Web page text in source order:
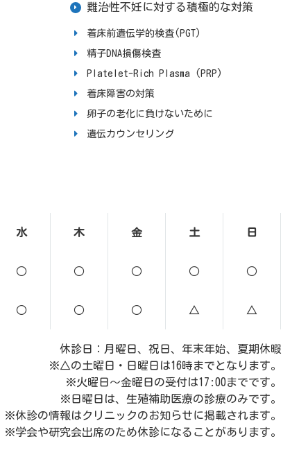
難治性不妊に対する積極的な対策
着床前遺伝学的検査(PGT)
精子DNA損傷検査
Platelet-Rich Plasma (PRP)
着床障害の対策
卵子の老化に負けないために
遺伝カウンセリング
水 木 金 土 日
○ ○ ○ ○ ○
○ ○ ○ △ △
休診日：月曜日、祝日、年末年始、夏期休暇
※△の土曜日・日曜日は16時までとなります。
※火曜日～金曜日の受付は17:00までです。
※日曜日は、生殖補助医療の診療のみです。
※休診の情報はクリニックのお知らせに掲載されます。
※学会や研究会出席のため休診になることがあります。